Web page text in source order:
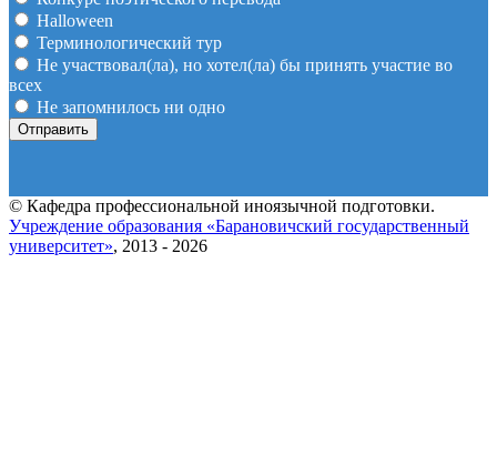
Halloween
Терминологический тур
Не участвовал(ла), но хотел(ла) бы принять участие во
всех
Не запомнилось ни одно
© Кафедра профессиональной иноязычной подготовки.
Учреждение образования «Барановичский государственный
университет», 2013 - 2026